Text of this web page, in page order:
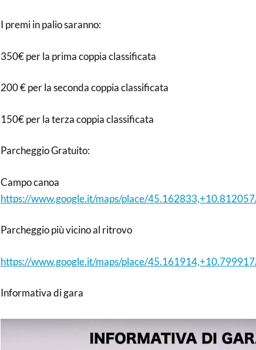
I premi in palio saranno:
350€ per la prima coppia classificata
200 € per la seconda coppia classificata
150€ per la terza coppia classificata
Parcheggio Gratuito:
Campo canoa
https://www.google.it/maps/place/
Parcheggio più vicino al ritrovo
https://www.google.it/maps/place/
Informativa di gara